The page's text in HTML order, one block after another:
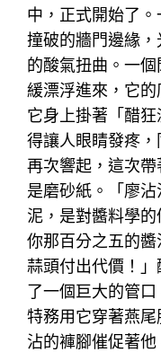
中，正式開始了
撞破的牆門邊緣，
的酸氣扭曲。一
緩漂浮進來，它的
它身上掛著「醋
得讓人眼睛發疼
再次響起，這次
是磨砂紙。「廖
泥，是對醬料學
你那百分之五的
蒜頭付出代價！
了一個巨大的管
特務用它穿著燕
沾的褲腳催促著